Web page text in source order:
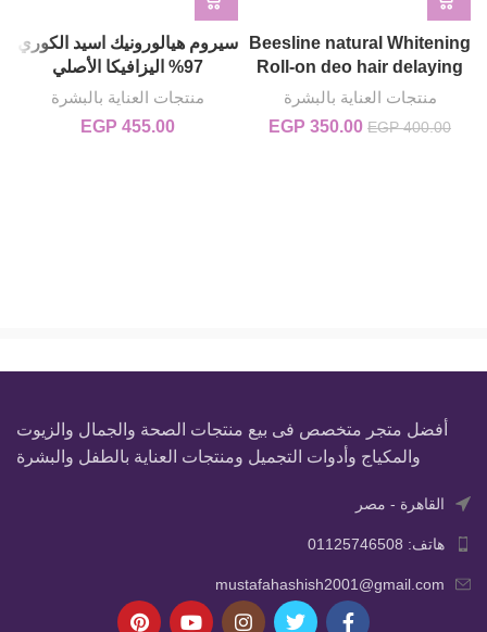
Beesline natural Whitening
Roll-on deo hair delaying
منتجات العناية بالبشرة
EGP400.00 السعر الأصلي هو: EGP 400.00.
EGP 350.00 السعر الحالي هو: EGP 350.00.
سيروم هيالورونيك اسيد الكوري
97% اليزافيكا الأصلي
منتجات العناية بالبشرة
EGP 455.00
أفضل متجر متخصص فى بيع منتجات الصحة والجمال والزيوت
والمكياج وأدوات التجميل ومنتجات العناية بالطفل والبشرة
القاهرة - مصر
هاتف: 01125746508
mustafahashish2001@gmail.com